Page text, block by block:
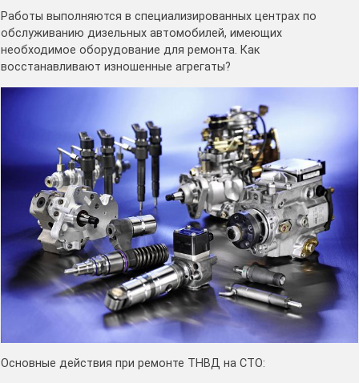
Работы выполняются в специализированных центрах по
обслуживанию дизельных автомобилей, имеющих
необходимое оборудование для ремонта. Как
восстанавливают изношенные агрегаты?
Основные действия при ремонте ТНВД на СТО: